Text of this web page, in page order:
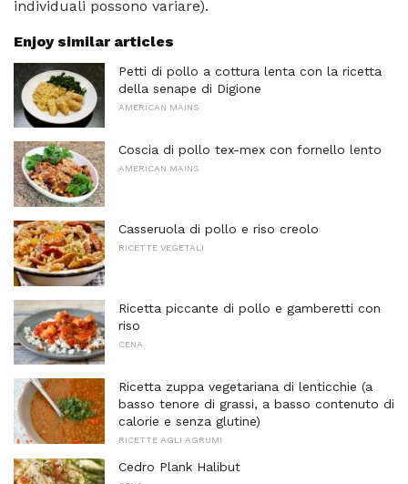
individuali possono variare).
Enjoy similar articles
Petti di pollo a cottura lenta con la ricetta
della senape di Digione
AMERICAN MAINS
Coscia di pollo tex-mex con fornello lento
AMERICAN MAINS
Casseruola di pollo e riso creolo
RICETTE VEGETALI
Ricetta piccante di pollo e gamberetti con
riso
CENA
Ricetta zuppa vegetariana di lenticchie (a
basso tenore di grassi, a basso contenuto di
calorie e senza glutine)
RICETTE AGLI AGRUMI
Cedro Plank Halibut